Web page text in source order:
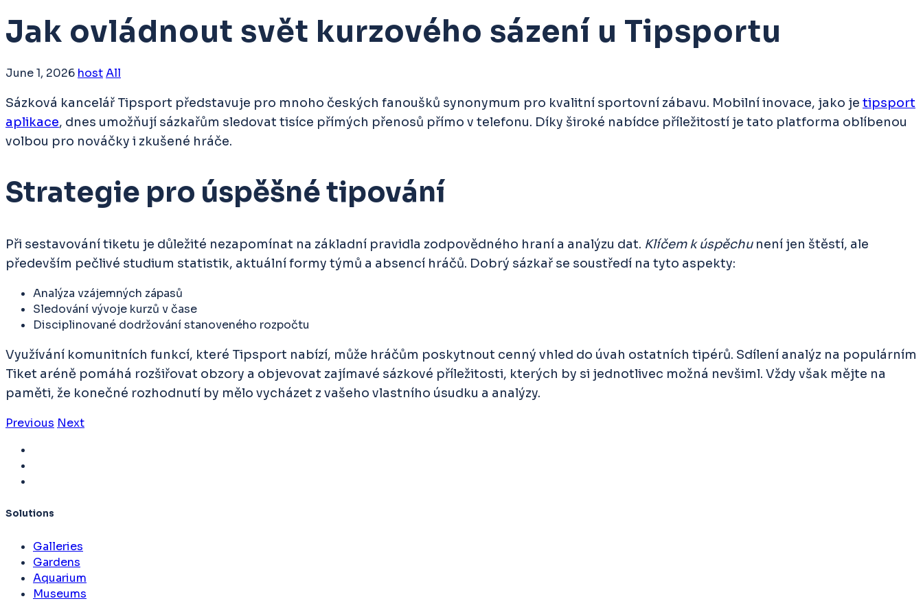
Jak ovládnout svět kurzového sázení u Tipsportu
June 1, 2026 hostAll
Sázková kancelář Tipsport představuje pro mnoho českých fanoušků synonymum pro kvalitní sportovní zábavu. Mobilní inovace, jako je tipsport
aplikace, dnes umožňují sázkařům sledovat tisíce přímých přenosů přímo v telefonu. Díky široké nabídce příležitostí je tato platforma oblíbenou
volbou pro nováčky i zkušené hráče.
Strategie pro úspěšné tipování
Při sestavování tiketu je důležité nezapomínat na základní pravidla zodpovědného hraní a analýzu dat. Klíčem k úspěchunení jen štěstí, ale
především pečlivé studium statistik, aktuální formy týmů a absencí hráčů. Dobrý sázkař se soustředí na tyto aspekty:
Analýza vzájemných zápasů
Sledování vývoje kurzů v čase
Disciplinované dodržování stanoveného rozpočtu
Využívání komunitních funkcí, které Tipsport nabízí, může hráčům poskytnout cenný vhled do úvah ostatních tipérů. Sdílení analýz na populárním
Tiket aréně pomáhá rozšiřovat obzory a objevovat zajímavé sázkové příležitosti, kterých by si jednotlivec možná nevšiml. Vždy však mějte na
paměti, že konečné rozhodnutí by mělo vycházet z vašeho vlastního úsudku a analýzy.
Previous Next
Solutions
Galleries
Gardens
Aquarium
Museums